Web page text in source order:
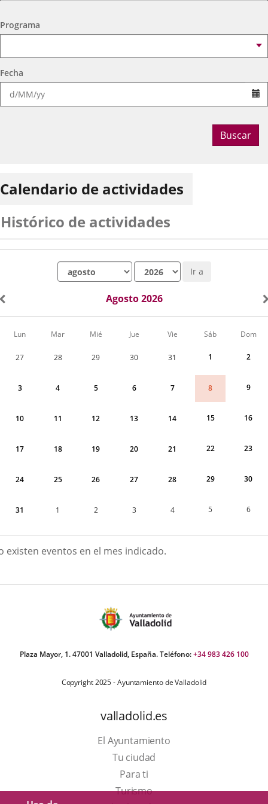
Programa
Fecha
Buscar
Calendario de actividades
Histórico de actividades
Ir a
Agosto 2026
Calendario
correspondiente
Lun Mar Mié Jue Vie Sáb Dom
27 28 29 30 31 1 2
3 4 5 6 7 8 9
10 11 12 13 14 15 16
17 18 19 20 21 22 23
24 25 26 27 28 29 30
31 1 2 3 4 5 6
existen eventos en el mes indicado.
Plaza Mayor, 1. 47001 Valladolid, España. Teléfono:+34 983 426 100
Copyright 2025 - Ayuntamiento de Valladolid
valladolid.es
El Ayuntamiento
Tu ciudad
Para ti
TurismoEste